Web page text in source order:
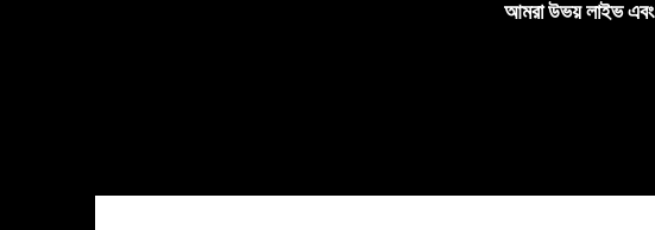
আমরা উভয় লাইভ এবং